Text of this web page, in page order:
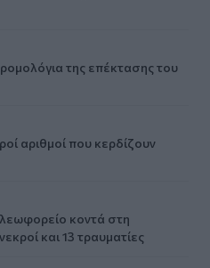
της επέκτασης του
αριθμοί που κερδίζουν
κοντά στη
και 13 τραυματίες